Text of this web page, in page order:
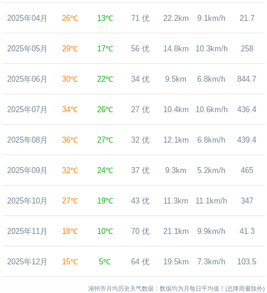
2025年04月 26℃ 13℃ 71 优 22.2km 9.1km/h 21.7
2025年05月 29℃ 17℃ 56 优 14.8km 10.3km/h 258
2025年06月 30℃ 22℃ 34 优 9.5km 6.8km/h 844.7
2025年07月 34℃ 26℃ 27 优 10.4km 10.6km/h 436.4
2025年08月 36℃ 27℃ 32 优 12.1km 6.8km/h 439.4
2025年09月 32℃ 24℃ 37 优 9.3km 5.2km/h 465
2025年10月 27℃ 19℃ 43 优 11.3km 11.1km/h 347
2025年11月 18℃ 10℃ 70 优 21.1km 9.9km/h 41.3
2025年12月 15℃ 5℃ 64 优 19.5km 7.3km/h 103.5
湖州市月均历史天气数据：数据均为月每日平均值！(总降雨量除外)